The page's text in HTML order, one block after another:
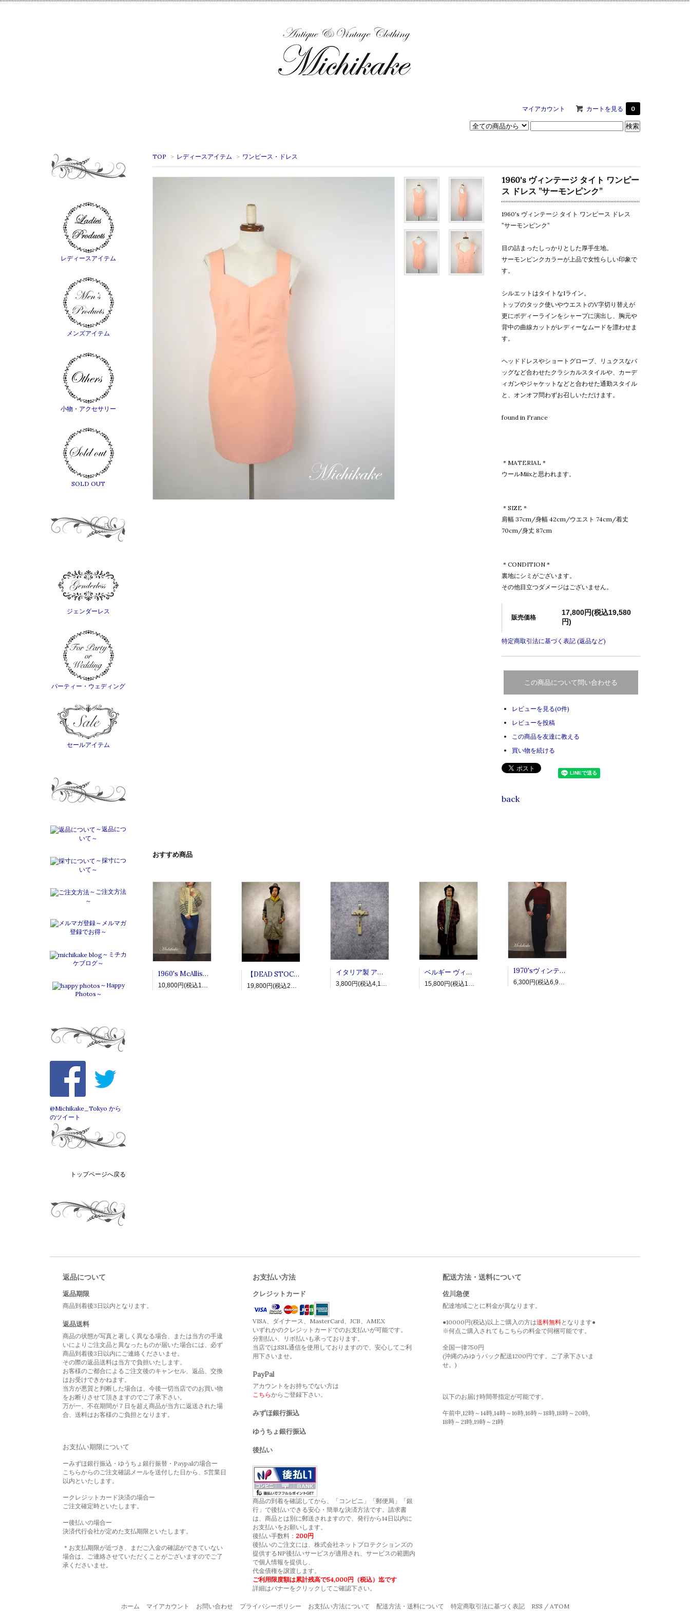
マイアカウント カートを見る 0
TOP > レディースアイテム > ワンピース・ドレス
1960's ヴィンテージ タイト ワンピー
ス ドレス ”サーモンピンク”
1960's ヴィンテージ タイト ワンピース ドレス
”サーモンピンク”
目の詰まったしっかりとした厚手生地。
サーモンピンクカラーが上品で女性らしい印象で
す。
シルエットはタイトなIライン。
トップのタック使いやウエストのV字切り替えが
更にボディーラインをシャープに演出し、胸元や
背中の曲線カットがレディーなムードを漂わせま
す。
ヘッドドレスやショートグローブ、リュクスなバ
ッグなど合わせたクラシカルスタイルや、カーデ
ィガンやジャケットなどと合わせた通勤スタイル
と、オンオフ問わずお召しいただけます。
found in France
＊MATERIAL＊
ウールMiixと思われます。
＊SIZE＊
肩幅 37cm/身幅 42cm/ウエスト 74cm/着丈
70cm/身丈 87cm
＊CONDITION＊
裏地にシミがございます。
その他目立つダメージはございません。
販売価格
17,800円(税込19,580
円)
特定商取引法に基づく表記 (返品など)
この商品について問い合わせる
レビューを見る(0件)
レビューを投稿
この商品を友達に教える
買い物を続ける
back
おすすめ商品
1960's McAllister ヴィンテージモヘアウールジップカーディガン
10,800円(税込11,880円)
【DEAD STOCK】ベルギー ヴィンテージトレンチコート カーキベージュ
19,800円(税込21,780円)
イタリア製 アンティークロザリオトップ 十字架 ”アイボリー”
3,800円(税込4,180円)
ベルギー ヴィンテージ シャドーチェックウールガウン
15,800円(税込17,380円)
1970'sヴィンテージリブタートルネックセーター "ブラウン"
レディースアイテム
メンズアイテム
小物・アクセサリー
SOLD OUT
ジェンダーレス
パーティー・ウェディング
セールアイテム
～返品につ
いて～
～採寸につ
いて～
～ご注文方法
～
～メルマガ
登録でお得～
～ミチカ
ケブログ～
～Happy
Photos～
@Michikake_Tokyo から
のツイート
トップページへ戻る
返品について
返品期限
商品到着後3日以内となります。
返品送料
商品の状態が写真と著しく異なる場合、または当方の手違
いによりご注文品と異なったものが届いた場合には、必ず
商品到着後3日以内にご連絡くださいませ。
その際の返品送料は当方で負担いたします。
お客様のご都合によるご注文後のキャンセル、返品、交換
はお受けできかねます。
当方が悪質と判断した場合は、今後一切当店でのお買い物
をお断りさせて頂きますのでご了承下さい。
万が一、不在期間が７日を超え商品が当方に返送された場
合、送料はお客様のご負担となります。
お支払い期限について
ーみずほ銀行振込・ゆうちょ銀行振替・Paypalの場合ー
こちらからのご注文確認メールを送付した日から、5営業日
以内といたします。
ークレジットカード決済の場合ー
ご注文確定時といたします。
ー後払いの場合ー
決済代行会社が定めた支払期限といたします。
＊お支払期限が近づき、まだご入金の確認ができていない
場合は、ご連絡させていただくことがございますのでご了
承くださいませ。
お支払い方法
クレジットカード
VISA、ダイナース、MasterCard、JCB、AMEX
いずれかのクレジットカードでのお支払いが可能です。
分割払い、リボ払いも承っております。
当店ではSSL通信を使用しておりますので、安心してご利
用下さいませ。
PayPal
アカウントをお持ちでない方は
こちらからご登録下さい。
みずほ銀行振込
ゆうちょ銀行振込
後払い
商品の到着を確認してから、「コンビニ」「郵便局」「銀
行」で後払いできる安心・簡単な決済方法です。請求書
は、商品とは別に郵送されますので、発行から14日以内に
お支払いをお願いします。
後払い手数料： 200円
後払いのご注文には、 株式会社ネットプロテクションズの
提供するNP後払いサービスが適用され、サービスの範囲内
で個人情報を提供し、
代金債権を譲渡します。
ご利用限度額は累計残高で54,000円（税込）迄です
詳細はバナーをクリックしてご確認下さい。
配送方法・送料について
佐川急便
配達地域ごとに料金が異なります。
●10000円(税込)以上ご購入の方は送料無料となります●
※何点ご購入されてもこちらの料金で同梱可能です。
全国一律750円
(沖縄のみゆうパック配送1200円です。ご了承下さいま
せ。)
以下のお届け時間帯指定が可能です。
午前中,12時～14時,14時～16時,16時～18時,18時～20時,
18時～21時,19時～21時
ホーム マイアカウント お問い合わせ プライバシーポリシー お支払い方法について 配送方法・送料について 特定商取引法に基づく表記 RSS / ATOM